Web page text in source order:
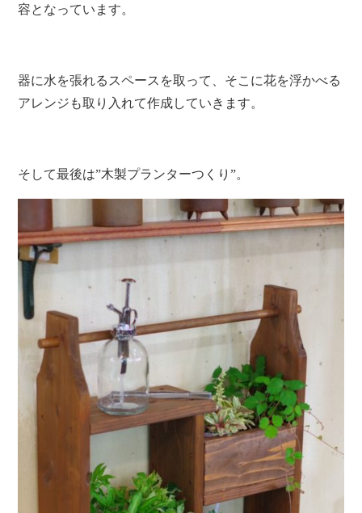
容となっています。
器に水を張れるスペースを取って、そこに花を浮かべる
アレンジも取り入れて作成していきます。
そして最後は”木製プランターつくり”。